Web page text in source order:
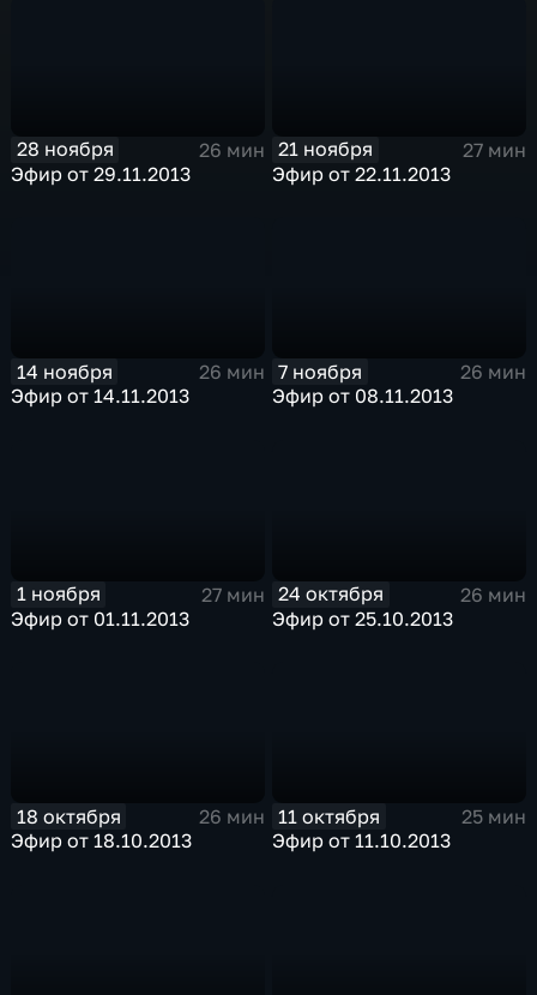
28 ноября
26 мин
Эфир от 29.11.2013
21 ноября
27 мин
Эфир от 22.11.2013
14 ноября
26 мин
Эфир от 14.11.2013
7 ноября
26 мин
Эфир от 08.11.2013
1 ноября
27 мин
Эфир от 01.11.2013
24 октября
26 мин
Эфир от 25.10.2013
18 октября
26 мин
Эфир от 18.10.2013
11 октября
25 мин
Эфир от 11.10.2013